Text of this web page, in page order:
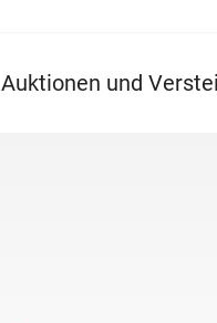
Auktionen und